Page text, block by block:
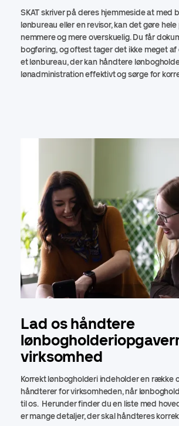
SKAT skriver på deres hjemmeside at med
lønbureau eller en revisor, kan det gøre
nemmere og mere overskuelig. Du får
bogføring, og oftest tager det ikke meget
et lønbureau, der kan håndtere
lønadministration effektivt og sørge for
Lad os håndtere
virksomhed
Korrekt lønbogholderi indeholder en række
håndterer for virksomheden, når
til os. Herunder finder du en liste med
er mange detaljer, der skal håndteres